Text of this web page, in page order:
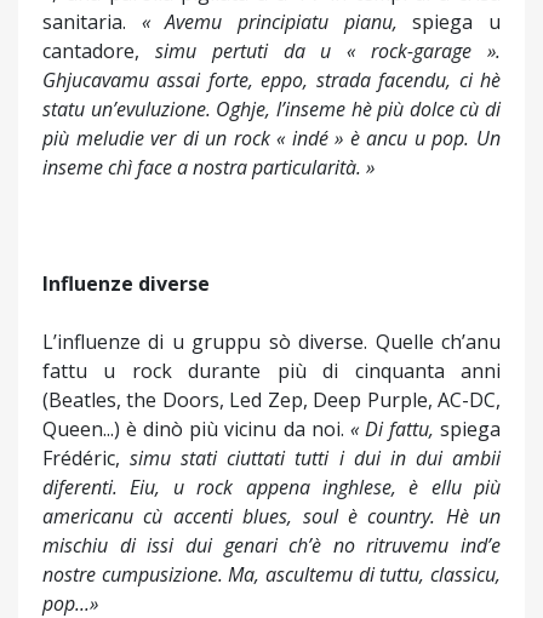
sanitaria. « Avemu principiatu pianu,spiega u
cantadore, simu pertuti da u « rock-garage ».
Ghjucavamu assai forte, eppo, strada facendu, ci hè
statu un’evuluzione. Oghje, l’inseme hè più dolce cù di
più meludie ver di un rock « indé » è ancu u pop. Un
inseme chì face a nostra particularità. »
Influenze diverse
L’influenze di u gruppu sò diverse. Quelle ch’anu
fattu u rock durante più di cinquanta anni
(Beatles, the Doors, Led Zep, Deep Purple, AC-DC,
Queen...) è dinò più vicinu da noi. « Di fattu,spiega
Frédéric,simu stati ciuttati tutti i dui in dui ambii
diferenti. Eiu, u rock appena inghlese, è ellu più
americanu cù accenti blues, soul è country. Hè un
mischiu di issi dui genari ch’è no ritruvemu ind’e
nostre cumpusizione. Ma, ascultemu di tuttu, classicu,
pop...»